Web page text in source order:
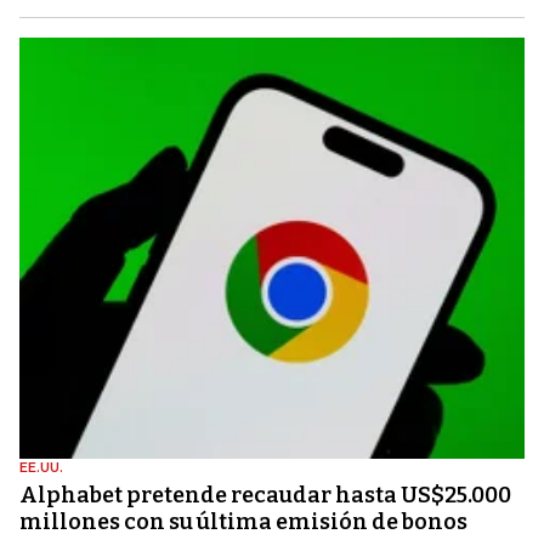
EE.UU.
Alphabet pretende recaudar hasta US$25.000
millones con su última emisión de bonos